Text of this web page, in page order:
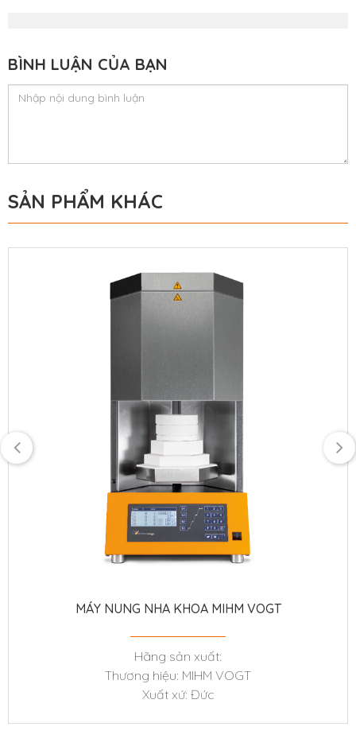
BÌNH LUẬN CỦA BẠN
SẢN PHẨM KHÁC
MÁY NUNG NHA KHOA MIHM VOGT
Hãng sản xuất:
Thương hiệu: MIHM VOGT
Xuất xứ: Đức